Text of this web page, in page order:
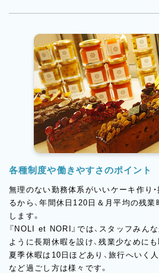
・2021年11月12日 Boulangerie
・2022年 ホットペッパーにて、都内版
にて当店自慢のバスクチーズケーキが
・2023年テレ東『パンパンパン パン
ンパンパンパン』にてBoulangerie
・2023年 日経新聞『何でもランキン
et NORIのガレット・デ・ロワが第3位
・2025年 テレビ朝日『家事やろう』に
各種制度や働きやすさのポイント
無理のない勤務体系がいいケーキ作り
るから、年間休日120日＆月平均の残
します。
『NOLI et NORI』では、スタッフみん
ように長期休暇を設け、残業少なめに
夏季休暇は10日ほどあり、旅行へいく
など過ごし方は様々です。